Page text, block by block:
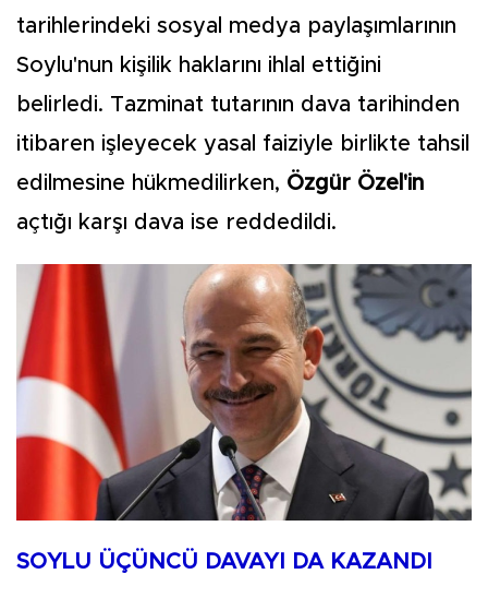
tarihlerindeki sosyal medya paylaşımlarının
Soylu'nun kişilik haklarını ihlal ettiğini
belirledi. Tazminat tutarının dava tarihinden
itibaren işleyecek yasal faiziyle birlikte tahsil
edilmesine hükmedilirken, Özgür Özel'in
açtığı karşı dava ise reddedildi.
SOYLU ÜÇÜNCÜ DAVAYI DA KAZANDI